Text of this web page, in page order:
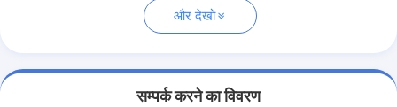
और देखो
सम्पर्क करने का विवरण